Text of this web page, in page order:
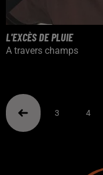
L'EXCÈS DE PLUIE
A travers champs
3 4